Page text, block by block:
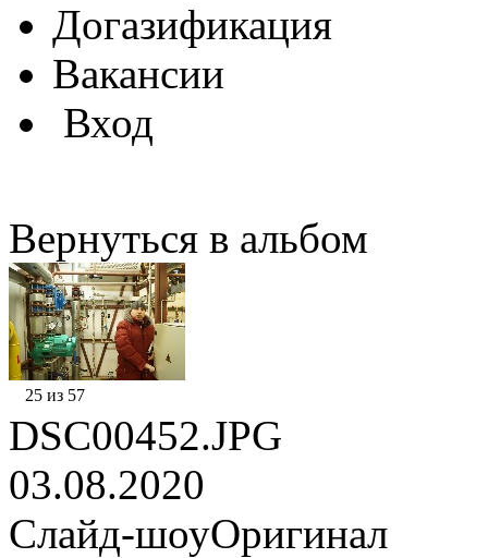
Догазификация
Вакансии
Вход
Вернуться в альбом
25 из 57
DSC00452.JPG
03.08.2020
Слайд-шоуОригинал